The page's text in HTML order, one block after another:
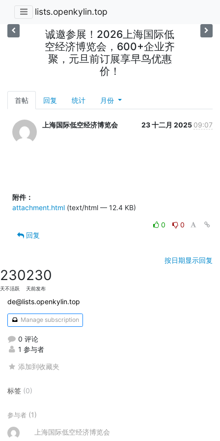
lists.openkylin.top
诚邀参展！2026上海国际低
空经济博览会，600+企业齐
聚，元旦前订展享早鸟优惠
价！
首帖 回复 统计 月份
上海国际低空经济博览会 23 十二月 2025 09:07
附件：
attachment.html (text/html — 12.4 KB)
0
0
回复
按日期显示回复
230
天不活跃
230
天前发布
de@lists.openkylin.top
Manage subscription
0 评论
1 参与者
添加到收藏夹
标签 (0)
参与者 (1)
上海国际低空经济博览会